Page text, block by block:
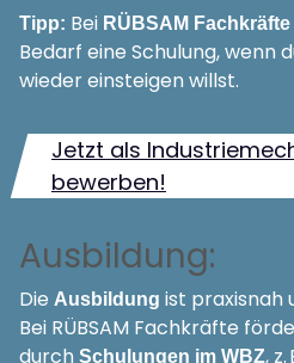
Tipp: Bei RÜBSAM Fachkräfte
Bedarf eine Schulung, wenn
wieder einsteigen willst.
Jetzt als
bewerben!
Ausbildung:
Die Ausbildung ist praxisnah
Bei RÜBSAM Fachkräfte
durch Schulungen im WBZ, z.